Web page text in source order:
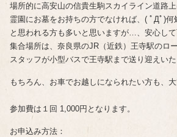
場所的に高安山の信貴生駒スカイライン道路上
霊園にお墓をお持ちの方でなければ、( ﾟДﾟ)何
と思われる方も多いと思いますが…、安心して
集合場所は、奈良県のJR（近鉄）王寺駅のロー
スタッフが小型バスで王寺駅まで送り迎えいた
もちろん、お車でお越しになられたい方も、大
参加費は１回 1,000円となります。
お申込み方法：